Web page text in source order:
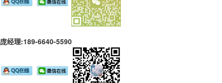
庞经理:189-6640-5590